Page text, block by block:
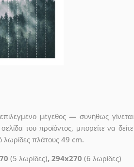
μέγεθος — συνήθως γίνεται
του προϊόντος, μπορείτε να δείτε
λωρίδες πλάτους 49 cm.
(5 λωρίδες), 294x270 (6 λωρίδες)